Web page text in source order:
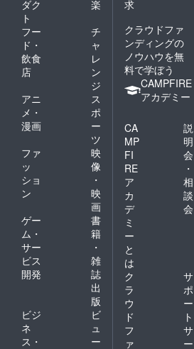
ダク
ト
楽
フー
ド・
飲食
店
チ
ャ
レ
ン
ジ
アニ
メ・
漫画
ス
ポ
ー
ツ
ファ
ッ
ショ
ン
映
像
・
映
画
ゲー
ム・
サー
ビス
開発
書
籍
・
雑
誌
出
版
ビジ
ネ
ス・
ビ
ュ
ー
求
クラウドファ
ンディングの
ノウハウを無
料で学ぼう
CAMPFIRE
アカデミー
CA
MP
FI
RE
ア
カ
デ
ミ
ー
と
は
説
明
会
・
相
談
会
ク
ラ
ウ
ド
フ
ァ
サ
ポ
ー
ト
サ
ー